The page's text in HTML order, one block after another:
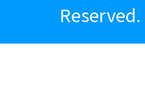
Reserved.